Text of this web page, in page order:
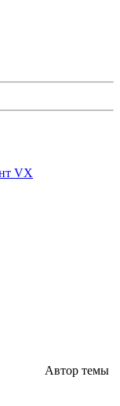
VX
Автор темы